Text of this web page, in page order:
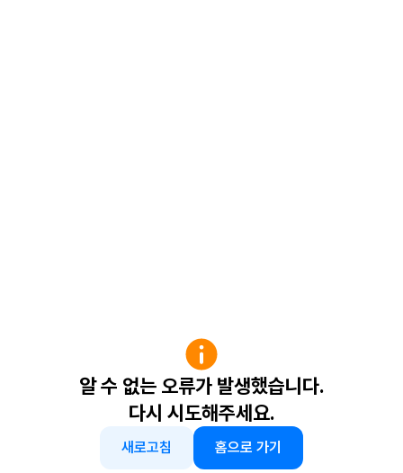
알 수 없는 오류가 발생했습니다.
다시 시도해주세요.
새로고침 홈으로 가기